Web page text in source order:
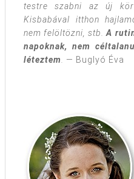
testre szabni az új
Kisbabával itthon
nem felöltözni, stb.A
napoknak, nem
léteztem
— Buglyó Éva